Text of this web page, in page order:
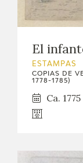
El
ESTAMPAS
COPIAS DE
1778-1785)
Ca.